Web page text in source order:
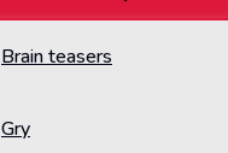
Brain teasers
Gry